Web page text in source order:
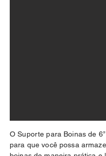
O Suporte para Boinas de
para que você possa